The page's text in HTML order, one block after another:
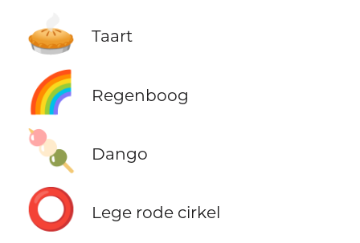
🥧 Taart
🌈 Regenboog
🍡 Dango
⭕ Lege rode cirkel